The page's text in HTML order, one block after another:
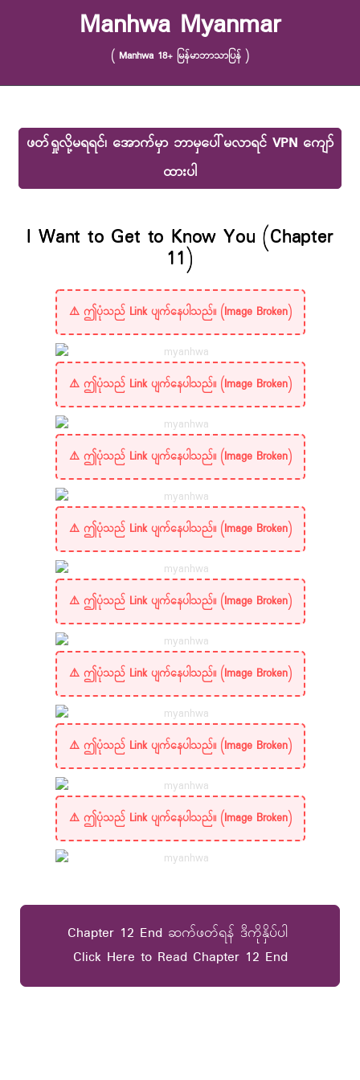
Manhwa Myanmar
( Manhwa 18+ မြန်မာဘာသာပြန် )
ဖတ်ရှုလို့မရရင်၊ အောက်မှာ ဘာမှပေါ်မလာရင် VPN ကျော်
ထားပါ
I Want to Get to Know You (Chapter
11)
Chapter 12 End ဆက်ဖတ်ရန် ဒီကိုနှိပ်ပါ
Click Here to Read Chapter 12 End